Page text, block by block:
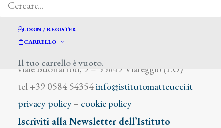
LOGIN / REGISTER
CARRELLO
Il tuo carrello è vuoto.
viale Buonarroti, 9 – 55049 Viareggio (LU)
tel +39 0584 54354info@istitutomatteucci.it
privacy policy– cookie policy
Iscriviti alla Newsletter dell’Istituto